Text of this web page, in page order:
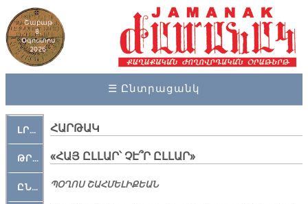
Շաբաթ
8,
Օգոստոս
2026
☰ Ընտրացանկ
ԼՐԱՀՈՍ
ԹՐՔԱՀԱՅ ԿԵԱՆՔ
ԸՆԿԵՐԱՄՇԱԿՈՒԹԱՅԻՆ
ՀԱՐԹԱԿ
«ՀԱՅ ԸԼ­ԼԱՐ՝ ՉԷ՞Ր ԸԼ­ԼԱՐ»
ՊՕ­ՂՈՍ ՇԱՀ­ՄԵ­ԼԻ­ՔԵԱՆ